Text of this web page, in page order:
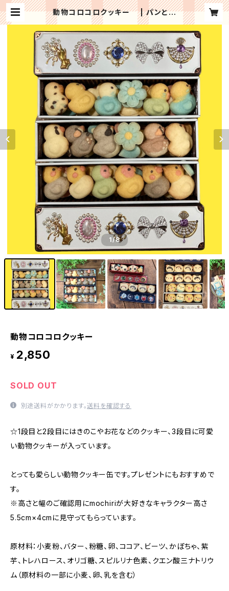
動物コロコロクッキー | パンと和
菓子の店mochiri
1/8
動物コロコロクッキー
¥ 2,850
SOLD OUT
別途送料がかかります。送料を確認する
☆1段目と2段目にはきのこやお花などのクッキー、3段目に可愛
い動物クッキーが入っています。
とっても愛らしい動物クッキー缶です。プレゼントにもおすすめで
す。
※高さと幅のご確認用にmochiriが大好きなキャラクター高さ
5.5cm×4cmに見守ってもらっています。
原材料：小麦粉、バター、粉糖、卵、ココア、ビーツ、かぼちゃ、紫
芋、トレハロース、オリゴ糖、スピルリナ色素、クエン酸三ナトリウ
ム（原材料の一部に小麦、卵、乳を含む）